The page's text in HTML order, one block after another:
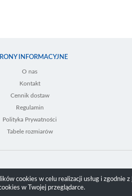
cookies w celu realizacji usług i zgodnie z
w Twojej przeglądarce.
INFORMACYJNE
O nas
Kontakt
Cennik dostaw
Regulamin
Polityka Prywatności
Tabele rozmiarów